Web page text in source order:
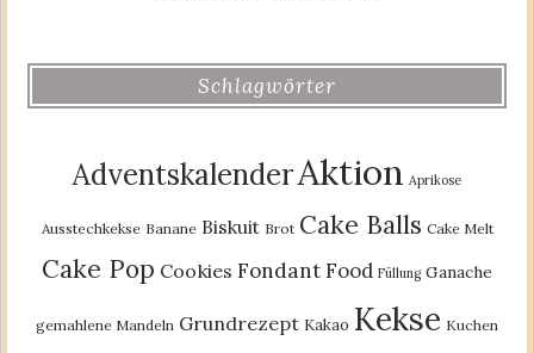
Schlagwörter
AdventskalenderAktion Aprikose
Ausstechkekse Banane Biskuit Brot Cake Balls Cake Melt
Cake Pop Cookies Fondant Food Füllung Ganache
gemahlene Mandeln Grundrezept Kakao Kekse Kuchen